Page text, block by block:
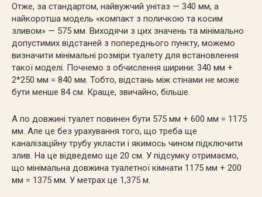
Отже, за стандартом, найвужчий унітаз — 340 мм, а
найкоротша модель «компакт з поличкою та косим
зливом» — 575 мм. Виходячи з цих значень та мінімально
допустимих відстаней з попереднього пункту, можемо
визначити мінімальні розміри туалету для встановлення
такої моделі. Почнемо з обчислення ширини: 340 мм +
2*250 мм = 840 мм. Тобто, відстань між стінами не може
бути менше 84 см. Краще, звичайно, більше.
А по довжині туалет повинен бути 575 мм + 600 мм = 1175
мм. Але це без урахування того, що треба ще
каналізаційну трубу укласти і якимось чином підключити
злив. На це відведемо ще 20 см. У підсумку отримаємо,
що мінімальна довжина туалетної кімнати 1175 мм + 200
мм = 1375 мм. У метрах це 1,375 м.